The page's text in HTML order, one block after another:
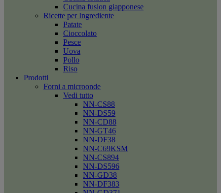
Cucina fusion giapponese
Ricette per Ingrediente
Patate
Cioccolato
Pesce
Uova
Pollo
Riso
Prodotti
Forni a microonde
Vedi tutto
NN-CS88
NN-DS59
NN-CD88
NN-GT46
NN-DF38
NN-C69KSM
NN-CS894
NN-DS596
NN-GD38
NN-DF383